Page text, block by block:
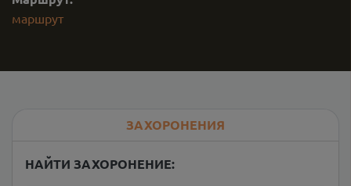
маршрут
ЗАХОРОНЕНИЯ
НАЙТИ ЗАХОРОНЕНИЕ: